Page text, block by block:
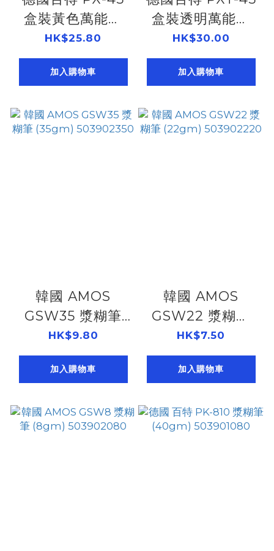
盒裝黃色萬能膠
(50gm)
503904590
HK$25.80
加入購物車
盒裝透明萬能膠
(50gm)
503904580
HK$30.00
加入購物車
韓國 AMOS
GSW35 漿糊筆
(35gm)
503902350
HK$9.80
加入購物車
韓國 AMOS
GSW22 漿糊筆
(22gm)
503902220
HK$7.50
加入購物車